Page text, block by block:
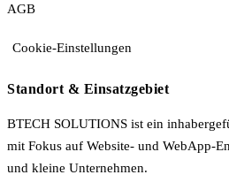
AGB
Cookie-Einstellungen
Standort & Einsatzgebiet
BTECH SOLUTIONS ist ein
mit Fokus auf Website- und WebApp-
und kleine Unternehmen.